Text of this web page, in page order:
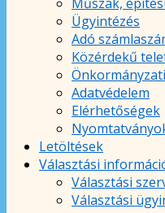
Ügyintézés
Adó
Közérdekű
Adatvédelem
Elérhetőségek
Letöltések
Választási
Választási
Választási